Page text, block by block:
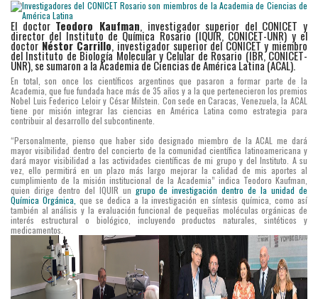
El doctor Teodoro Kaufman, investigador superior del CONICET y
director del Instituto de Química Rosario (IQUIR, CONICET-UNR) y el
doctorNéstor Carrillo, investigador superior del CONICET y miembro
del Instituto de Biología Molecular y Celular de Rosario (IBR, CONICET-
UNR), se sumaron a la Academia de Ciencias de América Latina (ACAL).
En total, son once los científicos argentinos que pasaron a formar parte de la
Academia, que fue fundada hace más de 35 años y a la que pertenecieron los premios
Nobel Luis Federico Leloir y César Milstein. Con sede en Caracas, Venezuela, la ACAL
tiene por misión integrar las ciencias en América Latina como estrategia para
contribuir al desarrollo del subcontinente.
“Personalmente, pienso que haber sido designado miembro de la ACAL me dará
mayor visibilidad dentro del concierto de la comunidad científica latinoamericana y
dará mayor visibilidad a las actividades científicas de mi grupo y del Instituto. A su
vez, ello permitirá en un plazo más largo mejorar la calidad de mis aportes al
cumplimiento de la misión institucional de la Academia” indica Teodoro Kaufman,
quien dirige dentro del IQUIR un grupo de investigación dentro de la unidad de
Química Orgánica, que se dedica a la investigación en síntesis química, como así
también al análisis y la evaluación funcional de pequeñas moléculas orgánicas de
interés estructural o biológico, incluyendo productos naturales, sintéticos y
medicamentos.